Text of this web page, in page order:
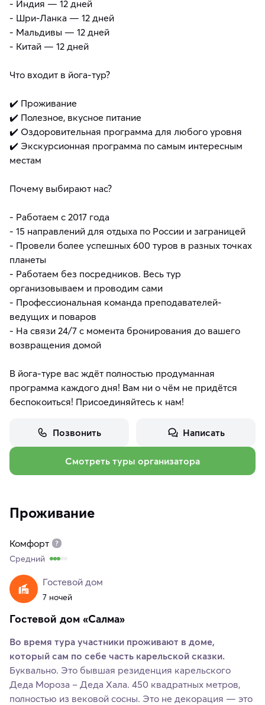
- Индия — 12 дней
- Шри-Ланка — 12 дней
- Мальдивы — 12 дней
- Китай — 12 дней
Что входит в йога-тур?
✔️ Проживание
✔️ Полезное, вкусное питание
✔️ Оздоровительная программа для любого уровня
✔️ Экскурсионная программа по самым интересным
местам
Почему выбирают нас?
- Работаем с 2017 года
- 15 направлений для отдыха по России и заграницей
- Провели более успешных 600 туров в разных точках
планеты
- Работаем без посредников. Весь тур
организовываем и проводим сами
- Профессиональная команда преподавателей-
ведущих и поваров
- На связи 24/7 с момента бронирования до вашего
возвращения домой
В йога-туре вас ждёт полностью продуманная
программа каждого дня! Вам ни о чём не придётся
беспокоиться! Присоединяйтесь к нам!
Позвонить Написать
Смотреть туры организатора
Проживание
Комфорт
Средний
Гостевой дом
7 ночей
Гостевой дом «Салма»
Во время тура участники проживают в доме,
который сам по себе часть карельской сказки.
Буквально. Это бывшая резиденция карельского
Деда Мороза – Деда Хала. 450 квадратных метров,
полностью из вековой сосны. Это не декорация — это